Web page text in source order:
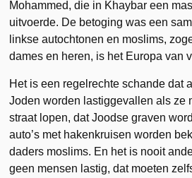
Mohammed, die in Khaybar een
uitvoerde. De betoging was een
linkse autochtonen en moslims,
dames en heren, is het Europa van
Het is een regelrechte schande dat
Joden worden lastiggevallen als ze
straat lopen, dat Joodse graven
auto’s met hakenkruisen worden
daders moslims. En het is nooit
geen mensen lastig, dat moeten